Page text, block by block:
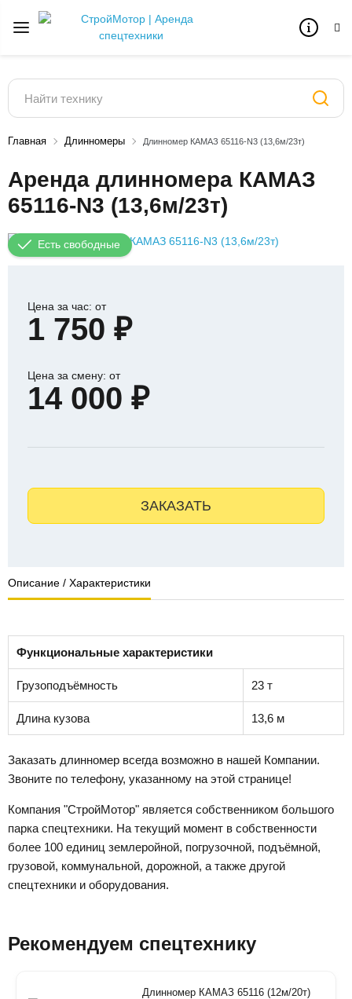
Главная Длинномеры Длинномер КАМАЗ 65116-N3 (13,6м/23т)
Аренда длинномера КАМАЗ
65116-N3 (13,6м/23т)
Есть свободные
Цена за час: от
1 750 ₽
Цена за смену: от
14 000 ₽
ЗАКАЗАТЬ
Описание / Характеристики
Функциональные характеристики
Грузоподъёмность 23 т
Длина кузова 13,6 м
Заказать длинномер всегда возможно в нашей Компании.
Звоните по телефону, указанному на этой странице!
Компания "СтройМотор" является собственником большого
парка спецтехники. На текущий момент в собственности
более 100 единиц землеройной, погрузочной, подъёмной,
грузовой, коммунальной, дорожной, а также другой
спецтехники и оборудования.
Рекомендуем спецтехнику
Длинномер КАМАЗ 65116 (12м/20т)